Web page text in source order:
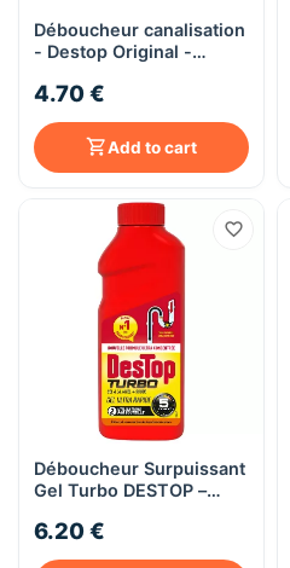
Déboucheur canalisation
- Destop Original -
4.70 €
Add to cart
Déboucheur Surpuissant
Gel Turbo DESTOP –
en 5 min
6.20 €